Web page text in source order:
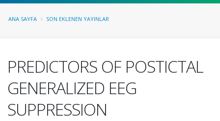
ANA SAYFA SON EKLENEN YAYINLAR
PREDICTORS OF POSTICTAL
GENERALIZED EEG
SUPPRESSION